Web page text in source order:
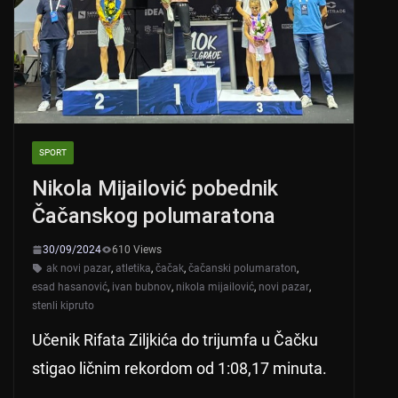
k
SPORT
Nikola Mijailović pobednik
Čačanskog polumaratona
30/09/2024
610 Views
ak novi pazar, atletika, čačak, čačanski polumaraton,
esad hasanović, ivan bubnov, nikola mijailović, novi pazar,
stenli kipruto
Učenik Rifata Ziljkića do trijumfa u Čačku
stigao ličnim rekordom od 1:08,17 minuta.